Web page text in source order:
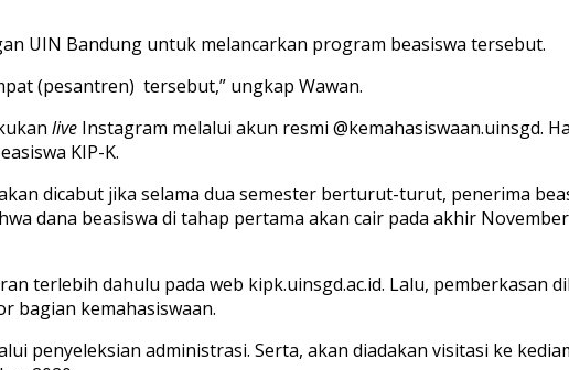
UIN Bandung untuk melancarkan program beasiswa tersebut.
(pesantren) tersebut,” ungkap Wawan.
live Instagram melalui akun resmi @kemahasiswaan.uinsgd.
KIP-K.
dicabut jika selama dua semester berturut-turut, penerima
dana beasiswa di tahap pertama akan cair pada akhir
terlebih dahulu pada web kipk.uinsgd.ac.id. Lalu, pemberkasan
bagian kemahasiswaan.
penyeleksian administrasi. Serta, akan diadakan visitasi ke